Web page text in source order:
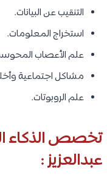
التنقيب عن البيانات.
استخراج المعلومات.
علم الأعصاب
مشاكل اجتماعية
علم الروبوتات.
تخصص الذكاء
عبدالعزيز: